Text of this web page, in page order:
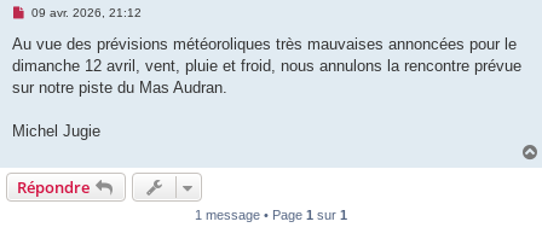
M
s
a
g
o
u
09 avr. 2026, 21:12
Au vue des prévisions météoroliques très mauvaises annoncées pour le
dimanche 12 avril, vent, pluie et froid, nous annulons la rencontre prévue
sur notre piste du Mas Audran.
Michel Jugie
Répondre
1 message • Page 1 sur 1